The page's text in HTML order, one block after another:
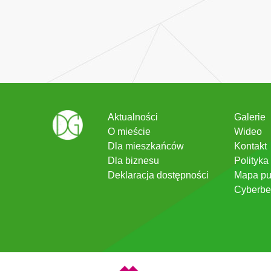
Aktualności
O mieście
Dla mieszkańców
Dla biznesu
Deklaracja dostępności
Galerie
Wideo
Kontakt
Mapa